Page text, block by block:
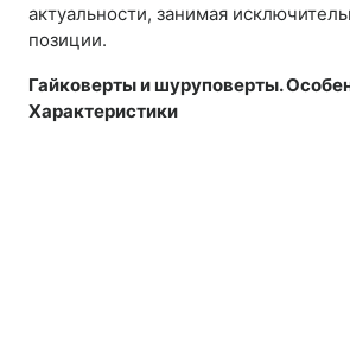
актуальности, занимая
позиции.
Гайковерты и шуруповерты.
Характеристики